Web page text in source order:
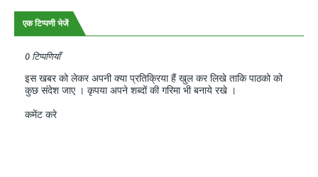
एक टिप्पणी भेजें
0 टिप्पणियाँ
इस खबर को लेकर अपनी क्या प्रतिक्रिया हैं खुल कर लिखे ताकि पाठको को
कुछ संदेश जाए । कृपया अपने शब्दों की गरिमा भी बनाये रखे ।
कमेंट करे